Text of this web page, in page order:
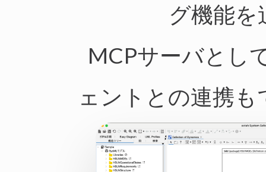
グ機能
MCPサーバとし
ェントとの連携